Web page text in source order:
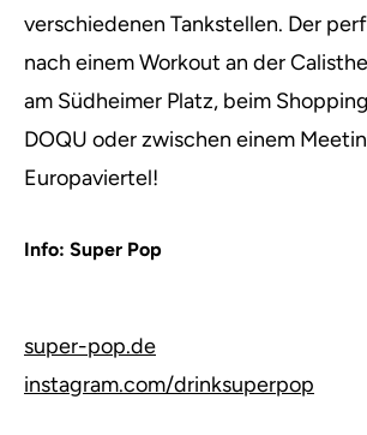
verschiedenen Tankstellen. Der
nach einem Workout an der
am Südheimer Platz, beim
DOQU oder zwischen einem
Europaviertel!
Info: Super Pop
super-pop.de
instagram.com/drinksuperpop